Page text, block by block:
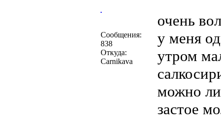
Сообщения:
838
Откуда:
Carnikava
очень
у меня
утром
можно ли
застое